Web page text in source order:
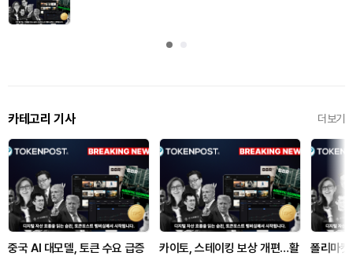
카테고리 기사 더보기
중국 AI 대모델, 토큰 수요 급증
카이토, 스테이킹 보상 개편…활
폴리마